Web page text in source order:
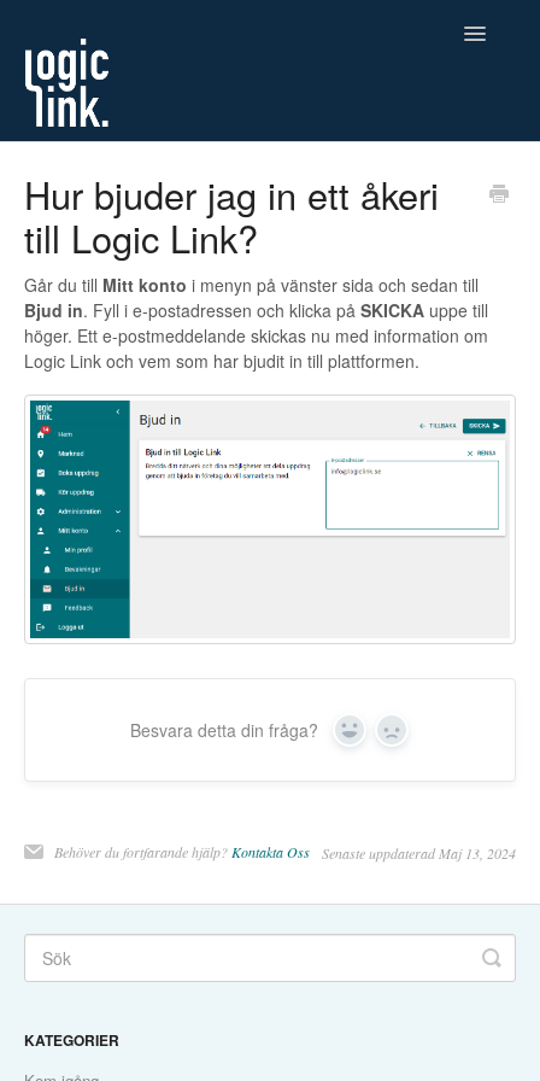
Toggle
Kontakt
Hur bjuder jag in ett åkeri
till Logic Link?
Går du till Mitt konto i menyn på vänster sida och sedan till
Bjud in. Fyll i e-postadressen och klicka på SKICKA uppe till
höger. Ett e-postmeddelande skickas nu med information om
Logic Link och vem som har bjudit in till plattformen.
Besvara detta din fråga? Yes No
Behöver du fortfarande hjälp? Kontakta Oss Senaste uppdaterad Maj 13, 2024
KATEGORIER